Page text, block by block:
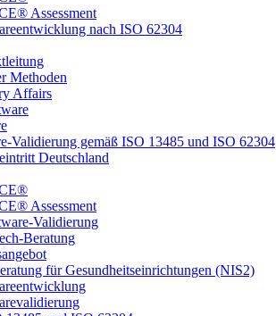
Assessment
nach ISO 62304
Methoden
Affairs
Validierung gemäß ISO 13485 und ISO 62304
Deutschland
Assessment
Validierung
Beratung
für Gesundheitseinrichtungen (NIS2)